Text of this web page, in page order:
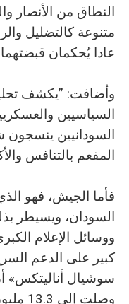
النطاق من الأنصار
متنوعة كالتضليل
عادا يُحكمان
وأضافت: ”يكشف
السياسيين
السودانيين ينسجون
المفعم بالتنافس
فأما الجيش، فهو
السودان، ويسيطر
ووسائل الإعلام
كبير على الدعم
وصلت